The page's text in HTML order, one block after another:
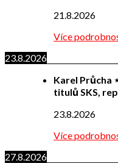
21.8.2026
Více
23.8.2026
Karel Průcha
titulů SKS,
23.8.2026
Více
27.8.2026